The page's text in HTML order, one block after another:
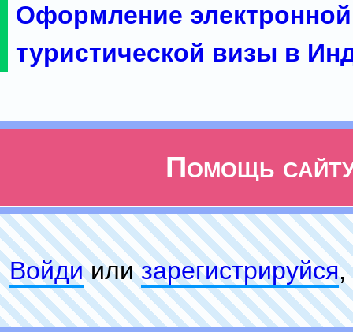
Оформление электронной
туристической визы в
Помощь
Войдиилизарeгиcтpируйся,